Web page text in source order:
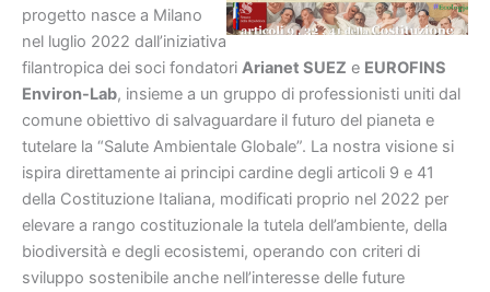
progetto nasce a Milano
nel luglio 2022 dall’iniziativa
filantropica dei soci fondatori Arianet SUEZ e EUROFINS
Environ-Lab, insieme a un gruppo di professionisti uniti dal
comune obiettivo di salvaguardare il futuro del pianeta e
tutelare la “Salute Ambientale Globale”. La nostra visione si
ispira direttamente ai principi cardine degli articoli 9 e 41
della Costituzione Italiana, modificati proprio nel 2022 per
elevare a rango costituzionale la tutela dell’ambiente, della
biodiversità e degli ecosistemi, operando con criteri di
sviluppo sostenibile anche nell’interesse delle future